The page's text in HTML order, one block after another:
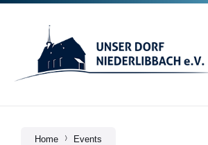
Skip
Skip
navigation
Skip
Home Events